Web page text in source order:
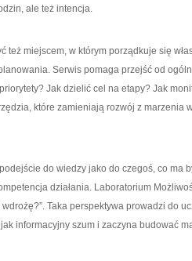
ale też intencja.
też miejscem, w którym porządkuje się
Serwis pomaga przejść od
Jak dzielić cel na etapy? Jak
które zamieniają rozwój z marzenia
do wiedzy jako do czegoś, co ma
działania. Laboratorium
wdrożę?”. Taka perspektywa prowadzi do
informacyjny szum i zaczyna budować